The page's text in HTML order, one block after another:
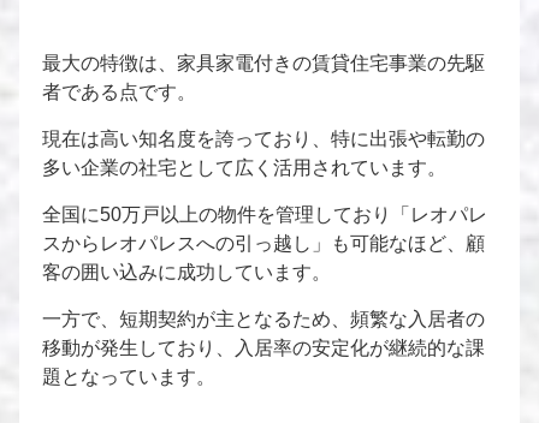
最大の特徴は、家具家電付きの賃貸住宅事業の先駆
者である点です。
現在は高い知名度を誇っており、特に出張や転勤の
多い企業の社宅として広く活用されています。
全国に50万戸以上の物件を管理しており「レオパレ
スからレオパレスへの引っ越し」も可能なほど、顧
客の囲い込みに成功しています。
一方で、短期契約が主となるため、頻繁な入居者の
移動が発生しており、入居率の安定化が継続的な課
題となっています。